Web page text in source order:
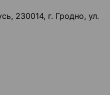
230014, г. Гродно, ул.